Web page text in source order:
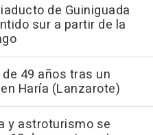
de Guiniguada
sur a partir de la
49 años tras un
Haría (Lanzarote)
y astroturismo se